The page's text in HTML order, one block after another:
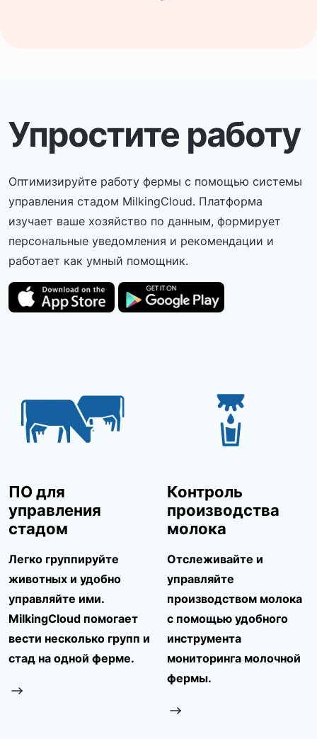
Упростите работу
Оптимизируйте работу фермы с помощью системы
управления стадом MilkingCloud. Платформа
изучает ваше хозяйство по данным, формирует
персональные уведомления и рекомендации и
работает как умный помощник.
ПО для
управления
стадом
Легко группируйте
животных и удобно
управляйте ими.
MilkingCloud помогает
вести несколько групп и
стад на одной ферме.
Контроль
производства
молока
Отслеживайте и
управляйте
производством молока
с помощью удобного
инструмента
мониторинга молочной
фермы.